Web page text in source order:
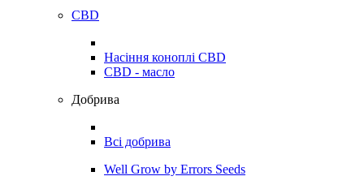
CBD
Насіння коноплі CBD
CBD - масло
Добрива
Всі добрива
Well Grow by Errors Seeds